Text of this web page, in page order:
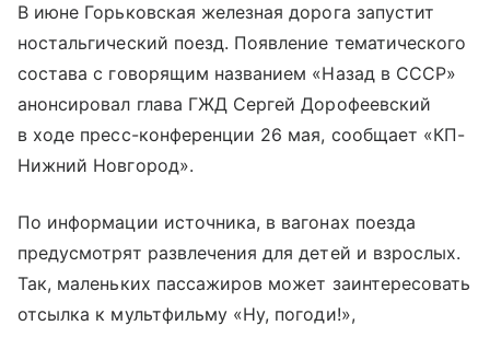
В июне Горьковская железная дорога запустит
ностальгический поезд. Появление тематического
состава с говорящим названием «Назад в СССР»
анонсировал глава ГЖД Сергей Дорофеевский
в ходе пресс-конференции 26 мая, сообщает «КП-
Нижний Новгород».
По информации источника, в вагонах поезда
предусмотрят развлечения для детей и взрослых.
Так, маленьких пассажиров может заинтересовать
отсылка к мультфильму «Ну, погоди!»,